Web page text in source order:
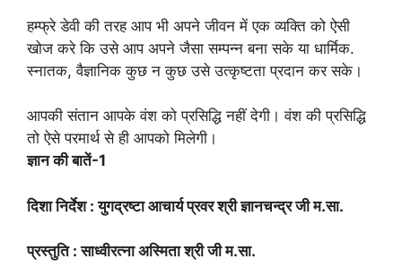
हम्फ्रे डेवी की तरह आप भी अपने जीवन में एक व्यक्ति को ऐसी
खोज करे कि उसे आप अपने जैसा सम्पन्न बना सके या धार्मिक.
स्नातक, वैज्ञानिक कुछ न कुछ उसे उत्कृष्टता प्रदान कर सके।
आपकी संतान आपके वंश को प्रसिद्धि नहीं देगी। वंश की प्रसिद्धि
तो ऐसे परमार्थ से ही आपको मिलेगी।
ज्ञान की बातें-1
दिशा निर्देश : युगद्रष्टा आचार्य प्रवर श्री ज्ञानचन्द्र जी म.सा.
प्रस्तुति : साध्वीरत्ना अस्मिता श्री जी म.सा.